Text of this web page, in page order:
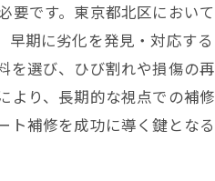
た材料選びの基準
の導入によるコスト削減
認する方法
です。東京都北区におい
期に劣化を発見・対応す
選び、ひび割れや損傷の
り、長期的な視点での補
補修を成功に導く鍵となる